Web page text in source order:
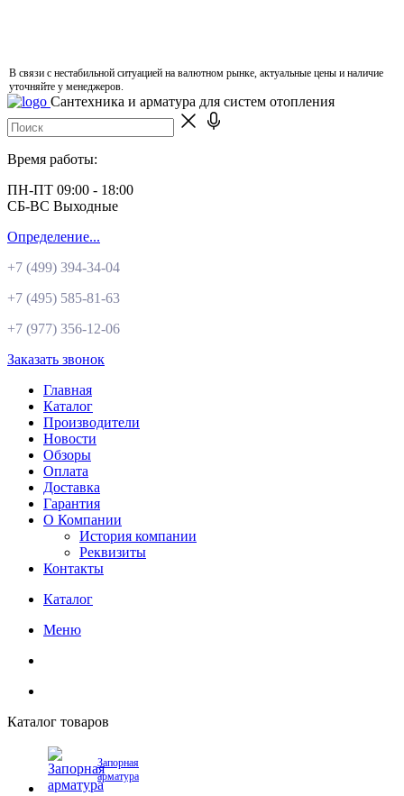
В связи с нестабильной ситуацией на валютном рынке, актуальные цены и наличие
уточняйте у менеджеров.
Сантехника и арматура для систем отопления
Время работы:
ПН-ПТ 09:00 - 18:00
СБ-ВС Выходные
Определение...
+7 (499) 394-34-04
+7 (495) 585-81-63
+7 (977) 356-12-06
Заказать звонок
Главная
Каталог
Производители
Новости
Обзоры
Оплата
Доставка
Гарантия
О Компании
История компании
Реквизиты
Контакты
Каталог
Меню
Каталог товаров
Запорная
арматура